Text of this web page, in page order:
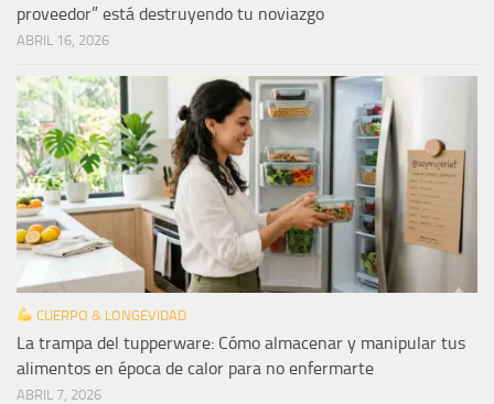
proveedor” está destruyendo tu noviazgo
ABRIL 16, 2026
CUERPO & LONGEVIDAD
La trampa del tupperware: Cómo almacenar y manipular tus
alimentos en época de calor para no enfermarte
ABRIL 7, 2026